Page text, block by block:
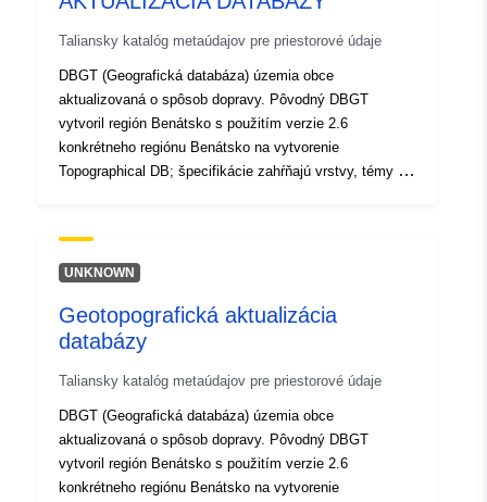
Taliansky katalóg metaúdajov pre priestorové údaje
DBGT (Geografická databáza) územia obce
aktualizovaná o spôsob dopravy. Pôvodný DBGT
vytvoril región Benátsko s použitím verzie 2.6
konkrétneho regiónu Benátsko na vytvorenie
Topographical DB; špecifikácie zahŕňajú vrstvy, témy a
UNKNOWN
Geotopografická aktualizácia
databázy
Taliansky katalóg metaúdajov pre priestorové údaje
DBGT (Geografická databáza) územia obce
aktualizovaná o spôsob dopravy. Pôvodný DBGT
vytvoril región Benátsko s použitím verzie 2.6
konkrétneho regiónu Benátsko na vytvorenie